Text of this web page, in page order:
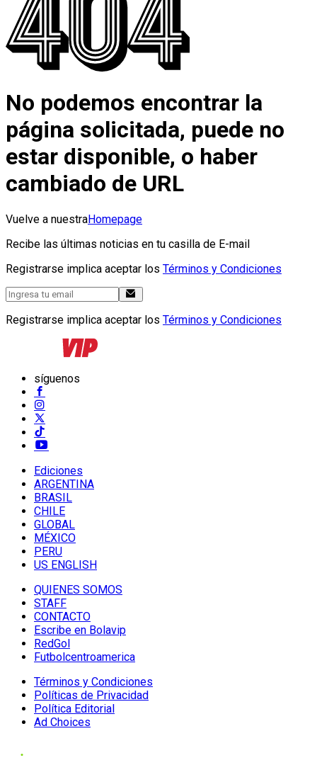
No podemos encontrar la
página solicitada, puede no
estar disponible, o haber
cambiado de URL
Vuelve a nuestraHomepage
Recibe las últimas noticias en tu casilla de E-mail
Registrarse implica aceptar los Términos y Condiciones
Registrarse implica aceptar los Términos y Condiciones
síguenos
Ediciones
ARGENTINA
BRASIL
CHILE
GLOBAL
MÉXICO
PERU
US ENGLISH
QUIENES SOMOS
STAFF
CONTACTO
Escribe en Bolavip
RedGol
Futbolcentroamerica
Términos y Condiciones
Políticas de Privacidad
Política Editorial
Ad Choices